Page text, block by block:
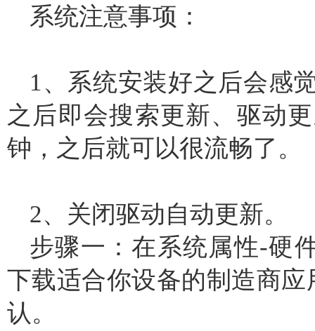
系统注意事项：
1、系统安装好之后会感
之后即会搜索更新、驱动
钟，之后就可以很流畅了。
2、关闭驱动自动更新。
步骤一：在系统属性-硬
下载适合你设备的制造商
认。